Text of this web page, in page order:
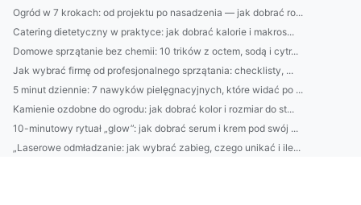
Ogród w 7 krokach: od projektu po nasadzenia — jak dobrać ro...
Catering dietetyczny w praktyce: jak dobrać kalorie i makros...
Domowe sprzątanie bez chemii: 10 trików z octem, sodą i cytr...
Jak wybrać firmę od profesjonalnego sprzątania: checklisty, ...
5 minut dziennie: 7 nawyków pielęgnacyjnych, które widać po ...
Kamienie ozdobne do ogrodu: jak dobrać kolor i rozmiar do st...
10-minutowy rytuał „glow”: jak dobrać serum i krem pod swój ...
„Laserowe odmładzanie: jak wybrać zabieg, czego unikać i ile...